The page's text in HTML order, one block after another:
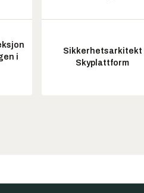
i
Sikkerhetsarkitekt
Skyplattform